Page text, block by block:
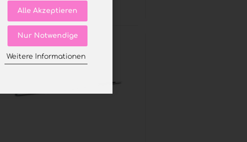
Alle Akzeptieren
Nur Notwendige
Weitere Informationen